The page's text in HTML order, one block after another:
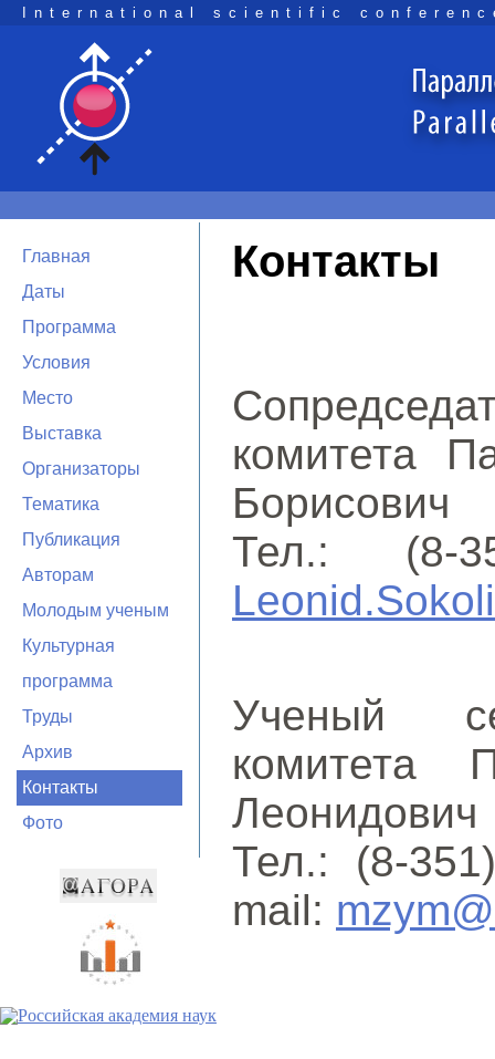
International scientific
Главная
Даты
Программа
Условия
Место
Выставка
Организаторы
Тематика
Публикация
Авторам
Молодым ученым
Культурная
программа
Труды
Архив
Контакты
Фото
Контакты
комитета
Борисович
Тел.: (8-
Ученый
комитета
Леонидович
Тел.: (8-
mail: